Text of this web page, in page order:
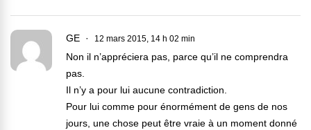
GE 12 mars 2015, 14 h 02 min
Non il n’appréciera pas, parce qu’il ne comprendra
pas.
Il n’y a pour lui aucune contradiction.
Pour lui comme pour énormément de gens de nos
jours, une chose peut être vraie à un moment donné